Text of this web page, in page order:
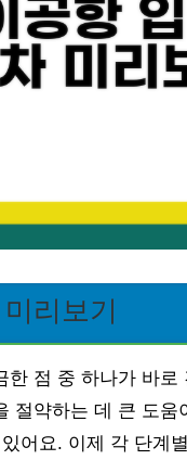
리보기
점 중 하나가 바
절약하는 데 큰 도
어요. 이제 각 단계